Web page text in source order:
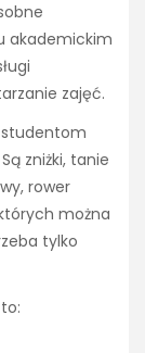
akademickim
zajęć.
studentom
zniżki, tanie
rower
można
tylko